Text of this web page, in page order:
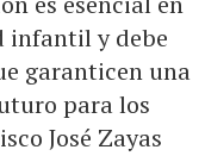
infantil y debe
garanticen una
para los
José Zayas